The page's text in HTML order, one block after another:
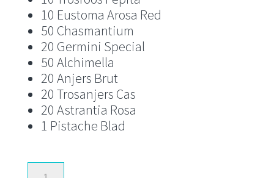
10 Eustoma Arosa Red
50 Chasmantium
20 Germini Special
50 Alchimella
20 Anjers Brut
20 Trosanjers Cas
20 Astrantia Rosa
1 Pistache Blad
Introduction